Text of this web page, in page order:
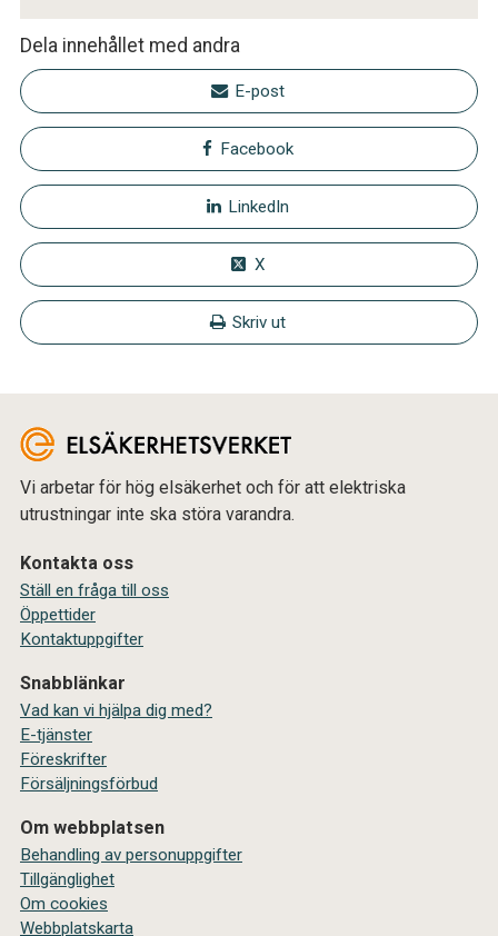
Dela innehållet med andra
E-post
Facebook
LinkedIn
X
Skriv ut
Vi arbetar för hög elsäkerhet och för att elektriska
utrustningar inte ska störa varandra.
Kontakta oss
Ställ en fråga till oss
Öppettider
Kontaktuppgifter
Snabblänkar
Vad kan vi hjälpa dig med?
E-tjänster
Föreskrifter
Försäljningsförbud
Om webbplatsen
Behandling av personuppgifter
Tillgänglighet
Om cookies
Webbplatskarta